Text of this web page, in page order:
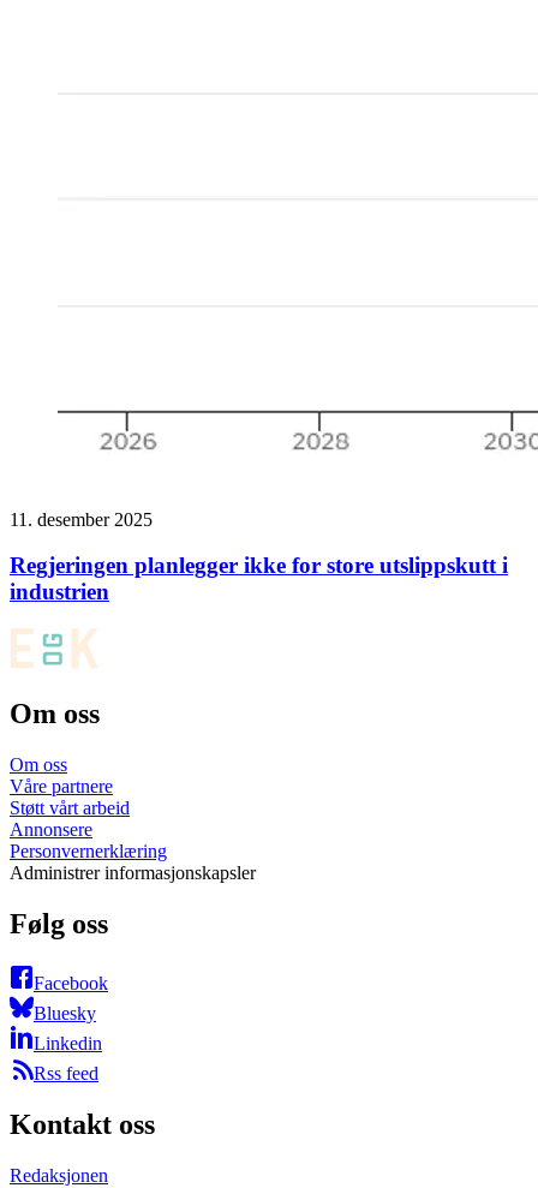
11. desember 2025
Regjeringen planlegger ikke for store utslippskutt i
industrien
Om oss
Om oss
Våre partnere
Støtt vårt arbeid
Annonsere
Personvernerklæring
Administrer informasjonskapsler
Følg oss
Facebook
Bluesky
Linkedin
Rss feed
Kontakt oss
Redaksjonen